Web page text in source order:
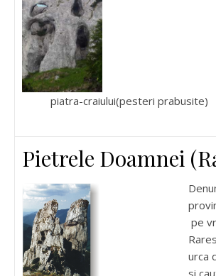
piatra-craiului(pesteri prabusite)
Pietrele Doamnei
pe
urca